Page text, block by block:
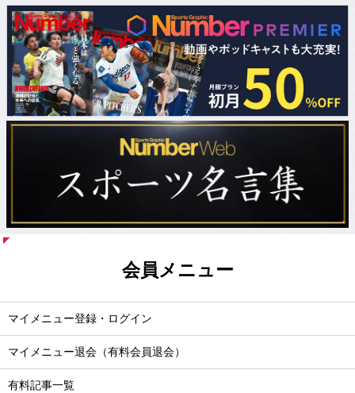
会員メニュー
マイメニュー登録・ログイン
マイメニュー退会（有料会員退会）
有料記事一覧